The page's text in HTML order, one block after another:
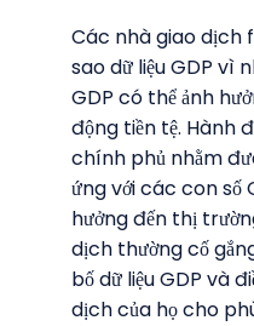
Các nhà giao dịch
sao dữ liệu GDP vì
GDP có thể ảnh
động tiền tệ. Hành
chính phủ nhằm
ứng với các con số
hưởng đến thị
dịch thường cố
bố dữ liệu GDP và
dịch của họ cho